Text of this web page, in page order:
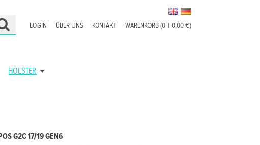
WARENKORB (0 | 0,00 €)
KONTAKT
ÜBER UNS
LOGIN
HOLSTER
G2C 17/19 GEN6